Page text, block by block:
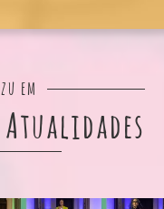
em
Atualidades